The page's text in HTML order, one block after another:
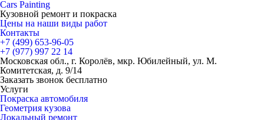
Cars Painting
Кузовной ремонт и покраска
Цены на наши виды работ
Контакты
+7 (499) 653-96-05
+7 (977) 997 22 14
Московская обл., г. Королёв, мкр. Юбилейный, ул. М.
Комитетская, д. 9/14
Заказать звонок бесплатно
Услуги
Покраска автомобиля
Геометрия кузова
Локальный ремонт